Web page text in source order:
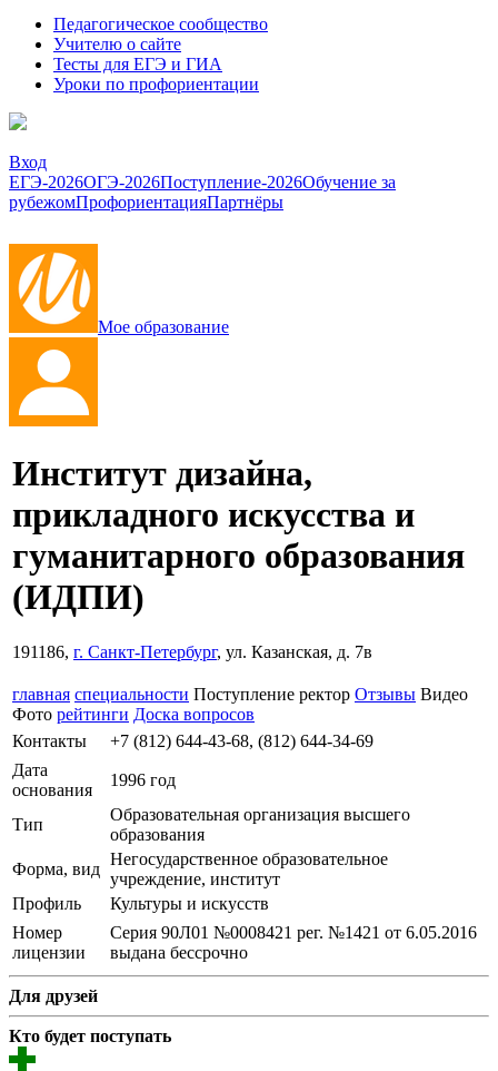
Педагогическое сообщество
Учителю о сайте
Тесты для ЕГЭ и ГИА
Уроки по профориентации
Вход
ЕГЭ-2026ОГЭ-2026Поступление-2026Обучение за
рубежомПрофориентацияПартнёры
Мое образование
Институт дизайна,
прикладного искусства и
гуманитарного образования
(ИДПИ)
191186, г. Санкт-Петербург, ул. Казанская, д. 7в
главная специальности Поступление ректор Отзывы Видео
Фото рейтинги Доска вопросов
Контакты
+7 (812) 644-43-68, (812) 644-34-69
Дата
основания
1996 год
Тип
Образовательная организация высшего
образования
Форма, вид
Негосударственное образовательное
учреждение, институт
Профиль
Культуры и искусств
Номер
лицензии
Серия 90Л01 №0008421 рег. №1421 от 6.05.2016
выдана бессрочно
Для друзей
Кто будет поступать